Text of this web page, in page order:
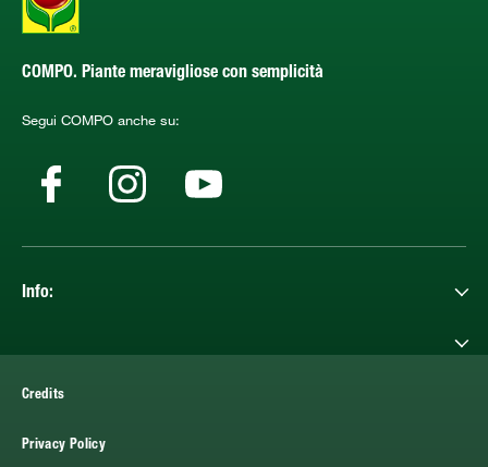
COMPO. Piante meravigliose con semplicità
Segui COMPO anche su:
Info:
Credits
Privacy Policy